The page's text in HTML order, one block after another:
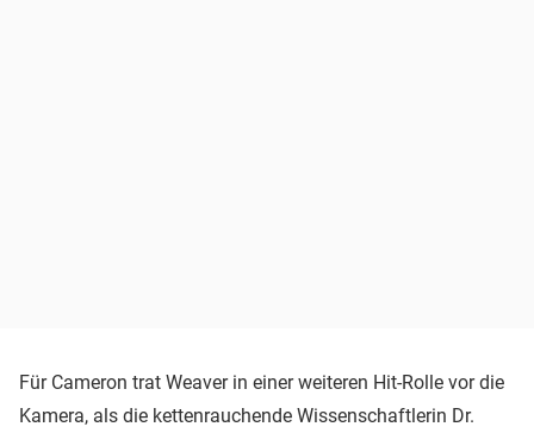
Für Cameron trat Weaver in einer weiteren Hit-Rolle vor die
Kamera, als die kettenrauchende Wissenschaftlerin Dr.